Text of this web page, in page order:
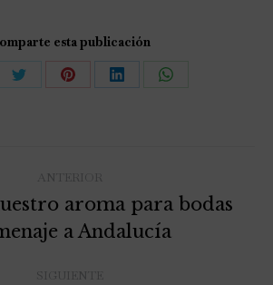
esta publicación
ANTERIOR
aroma para bodas
a Andalucía
SIGUIENTE